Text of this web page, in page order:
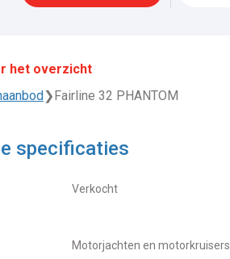
het overzicht
❯Fairline 32 PHANTOM
specificaties
Verkocht
Motorjachten en motorkruisers